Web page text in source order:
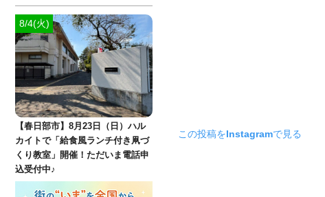
この投稿をInstagramで見る
8/4(火)
【春日部市】8月23日（日）ハル
カイトで「給食風ランチ付き凧づ
くり教室」開催！ただいま電話申
込受付中♪